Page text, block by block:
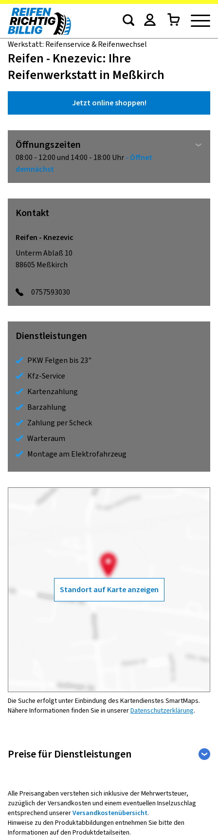
Werkstatt: Reifenservice & Reifenwechsel
Reifen - Knezevic: Ihre
Reifenwerkstatt in Meßkirch
Jetzt online shoppen!
Öffnungszeiten
08:00 - 12:00 und 14:00 - 18:00 Uhr- Öffnet
demnächst
Kontakt
Reifen - Knezevic
Unterm Ablaß 10
88605 Meßkirch
0757593030
Dienstleistungen
PKW Felgen bis 23"
Kfz-Service
Kartenzahlung
Barzahlung
Zahlung per Scheck
Warteraum
Montage am Elektrofahrzeug
Standort auf Karte anzeigen
Die Suche erfolgt unter Einbindung des Kartendienstes SmartMaps.
Nähere Informationen finden Sie in unsererDatenschutzerklärung.
Preise für Dienstleistungen
Fahrzeuge
Reifenmontage
Alle Preisangaben verstehen sich inklusive der Mehrwertsteuer,
zuzüglich der Versandkosten und einem eventuellen Inselzuschlag
entsprechend unsererVersandkostenübersicht.
Hinweise zu den Produktabbildungen entnehmen Sie bitte den
Informationen auf den Produktdetailseiten.